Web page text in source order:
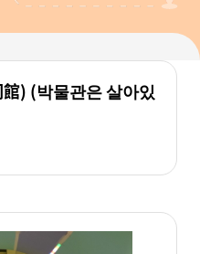
) (박물관은 살아있